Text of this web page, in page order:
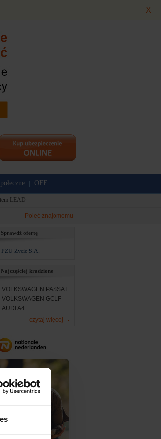
X
OFE
LEAD
Poleć znajomemu
Sprawdź ofertę
PZU Życie S.A.
Najczęściej kradzione
VOLKSWAGEN PASSAT
VOLKSWAGEN GOLF
AUDI A4
czytaj więcej